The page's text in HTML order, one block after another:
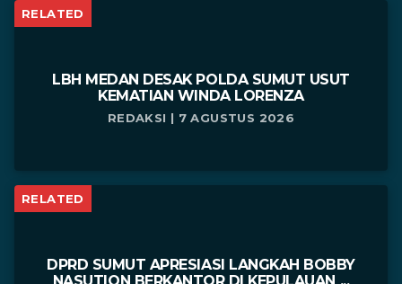
RELATED
LBH MEDAN DESAK POLDA SUMUT USUT
KEMATIAN WINDA LORENZA
REDAKSI | 7 AGUSTUS 2026
RELATED
DPRD SUMUT APRESIASI LANGKAH BOBBY